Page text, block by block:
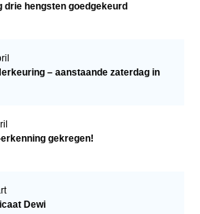
drie hengsten goedgekeurd
– aanstaande zaterdag in
erkenning gekregen!
Dewi